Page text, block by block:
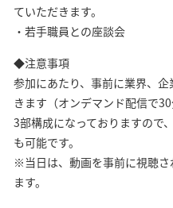
ていただきます。
・若手職員との座談会
◆注意事項
参加にあたり、事前に業界、
きます（オンデマンド配信で30
3部構成になっておりますので
も可能です。
※当日は、動画を事前に視聴
ます。